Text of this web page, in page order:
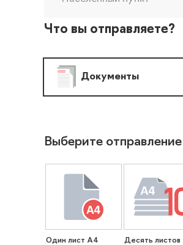
Что вы отправляете?
Документы
Выберите
Один лист А4
Десять